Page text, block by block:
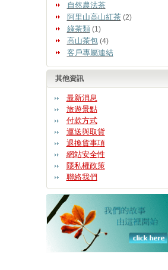
自然農法茶
阿里山高山紅茶(2)
綠茶類 (1)
高山茶包(4)
客戶專屬連結
其他資訊
最新消息
旅遊景點
付款方式
運送與取貨
退換貨事項
網站安全性
隱私權政策
聯絡我們